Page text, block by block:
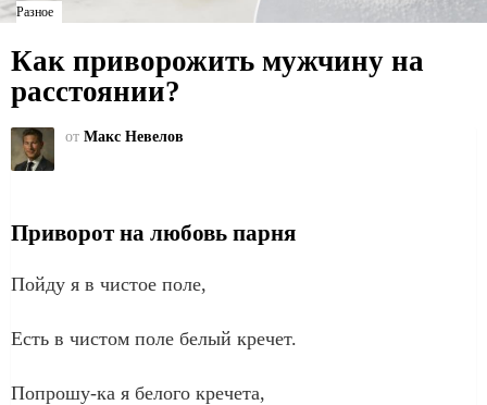
Разное
Как приворожить мужчину на
расстоянии?
от Макс Невелов
Приворот на любовь парня
Пойду я в чистое поле,
Есть в чистом поле белый кречет.
Попрошу-ка я белого кречета,